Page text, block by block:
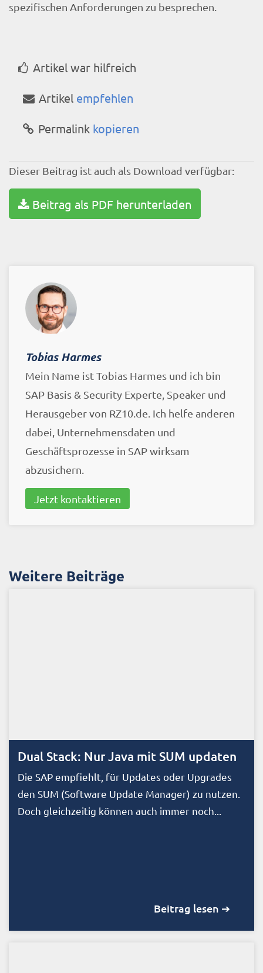
spezifischen Anforderungen zu besprechen.
Artikel war hilfreich
Artikel empfehlen
Permalink kopieren
Dieser Beitrag ist auch als Download verfügbar:
Beitrag als PDF herunterladen
Tobias Harmes
Mein Name ist Tobias Harmes und ich bin
SAP Basis & Security Experte, Speaker und
Herausgeber von RZ10.de. Ich helfe anderen
dabei, Unternehmensdaten und
Geschäftsprozesse in SAP wirksam
abzusichern.
Jetzt kontaktieren
Weitere Beiträge
Dual Stack: Nur Java mit SUM updaten
Die SAP empfiehlt, für Updates oder Upgrades
den SUM (Software Update Manager) zu nutzen.
Doch gleichzeitig können auch immer noch...
Beitrag lesen ➔